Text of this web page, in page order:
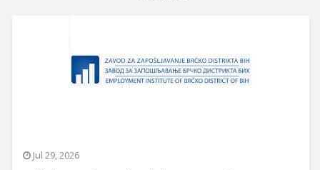
Jul 29, 2026